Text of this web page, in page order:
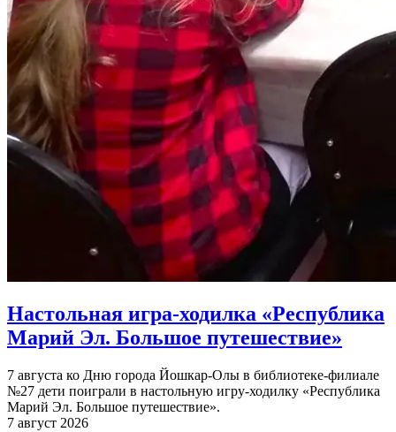
Настольная игра-ходилка «Республика
Марий Эл. Большое путешествие»
7 августа ко Дню города Йошкар-Олы в библиотеке-филиале
№27 дети поиграли в настольную игру-ходилку «Республика
Марий Эл. Большое путешествие».
7 август 2026